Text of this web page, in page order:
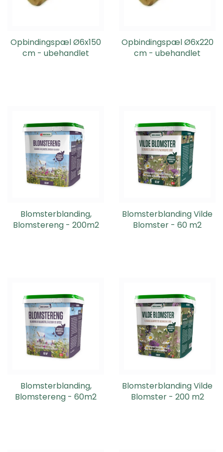
Opbindingspæl Ø6x150
cm - ubehandlet
Opbindingspæl Ø6x220
cm - ubehandlet
Blomsterblanding,
Blomstereng - 200m2
Blomsterblanding Vilde
Blomster - 60 m2
Blomsterblanding,
Blomstereng - 60m2
Blomsterblanding Vilde
Blomster - 200 m2